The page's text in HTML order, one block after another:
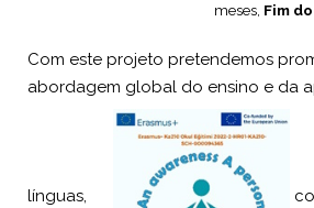
meses, Fim
Com este projeto pretendemos
abordagem global do ensino e da
línguas,